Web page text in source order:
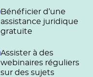
Bénéficier d’une
assistance juridique
gratuite
Assister à des
webinaires réguliers
sur des sujets